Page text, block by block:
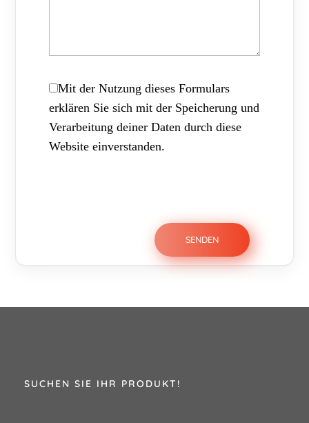
Mit der Nutzung dieses Formulars
erklären Sie sich mit der Speicherung und
Verarbeitung deiner Daten durch diese
Website einverstanden.
SUCHEN SIE IHR PRODUKT!